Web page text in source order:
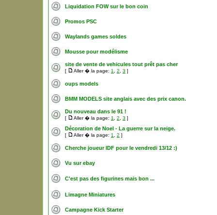
Liquidation FOW sur le bon coin
Promos PSC
Waylands games soldes
Mousse pour modélisme
site de vente de vehicules tout prêt pas cher
[ Aller � la page: 1 2 3 ]
oups models
BMM MODELS site anglais avec des prix canon.
Du nouveau dans le 91 !
[ Aller � la page: 1 2 3 ]
Décoration de Noel - La guerre sur la neige.
[ Aller � la page: 1 2 ]
Cherche joueur IDF pour le vendredi 13/12 :)
Vu sur ebay
C'est pas des figurines mais bon ...
Limagne Miniatures
Campagne Kick Starter